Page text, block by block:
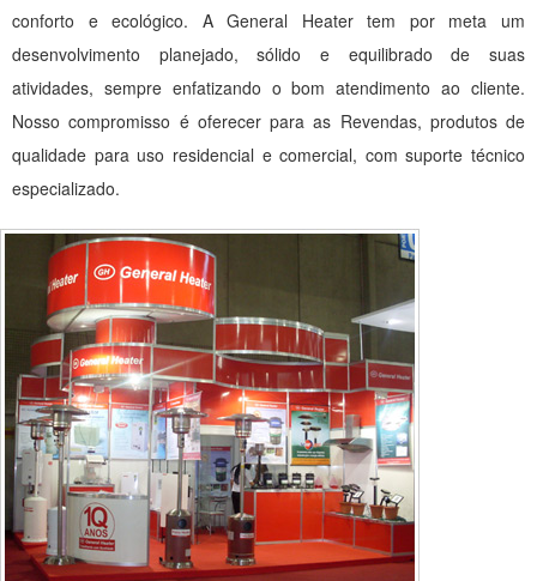
conforto e ecológico. A General Heater tem por meta um
desenvolvimento planejado, sólido e equilibrado de suas
atividades, sempre enfatizando o bom atendimento ao cliente.
Nosso compromisso é oferecer para as Revendas, produtos de
qualidade para uso residencial e comercial, com suporte técnico
especializado.